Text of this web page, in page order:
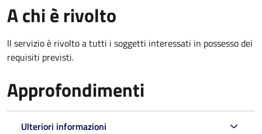
A chi è rivolto
Il servizio è rivolto a tutti i soggetti interessati in possesso dei
requisiti previsti.
Approfondimenti
Ulteriori informazioni